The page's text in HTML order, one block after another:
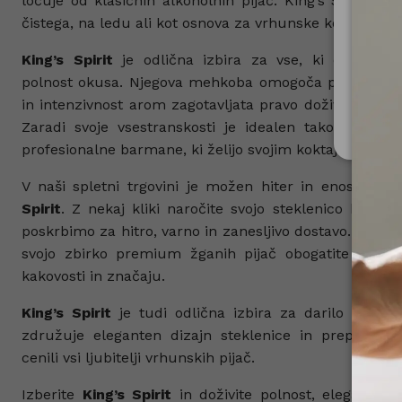
čistega, na ledu ali kot osnova za vrhunske koktajle.
King’s Spirit je odlična izbira za vse, ki cenijo
polnost okusa. Njegova mehkoba omogoča prijetno
in intenzivnost arom zagotavljata pravo doživetje za
Zaradi svoje vsestranskosti je idealen tako za
profesionalne barmane, ki želijo svojim koktajlom
V naši spletni trgovini je možen hiter in enostaven
Spirit. Z nekaj kliki naročite svojo steklenico kar iz
poskrbimo za hitro, varno in zanesljivo dostavo.
svojo zbirko premium žganih pijač obogatite z
kakovosti in značaju.
King’s Spirit je tudi odlična izbira za darilo ali
združuje eleganten dizajn steklenice in
cenili vsi ljubitelji vrhunskih pijač.
Izberite King’s Spirit in doživite polnost, eleganco